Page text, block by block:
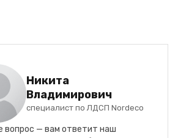
Никита
Владимирович
специалист по ЛДСП Nordeco
вопрос — вам ответит наш